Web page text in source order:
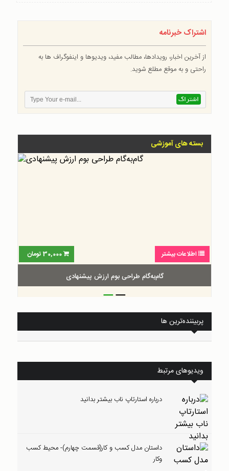
اشتراک خبرنامه
از آخرین اخبار، رویدادها، مطالب مفید، ویدیوها و اینفوگراف ها به
راحتی و به موقع مطلع شوید.
بسته های آموزشی
اطلاعات بیشتر 30,000 تومان
گام‌به‌گام طراحی بوم ارزش پیشنهادی
__
پربیننده‌ترین ها
ویدیوهای مرتبط
درباره استارتاپ ناب بیشتر بدانید
داستان مدل کسب و کار(قسمت چهارم)- محیط کسب
وکار